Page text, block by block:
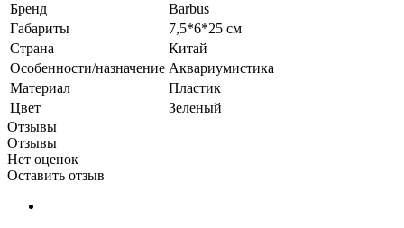
Бренд
Barbus
Габариты
7,5*6*25 см
Страна
Китай
Особенности/назначение Аквариумистика
Материал
Пластик
Цвет
Зеленый
Отзывы
Отзывы
Нет оценок
Оставить отзыв